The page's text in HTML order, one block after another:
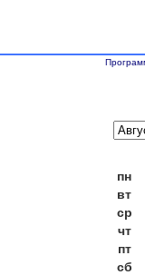
пн
вт
ср
чт
пт
сб